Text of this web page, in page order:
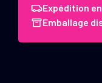
Expédition
Emballage